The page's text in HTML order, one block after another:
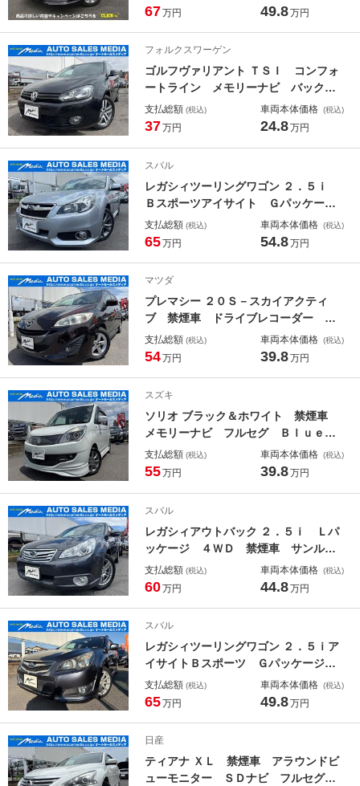
ｅｔｏｏｔｈ ＵＳＢ ＤＶＤ ミュ
キー ヒルディセントコントロール
横滑防止装置
67万円 49.8万円
フォルクスワーゲン
ゴルフヴァリアント ＴＳＩ コンフォ
ートライン メモリーナビ バックカ
メラ フルセグ Ｂｌｕｅｔｏｏｔｈ
接続 ＤＶＤ ＨＩＤ ＥＴＣ キー
支払総額 (税込)
37万円
車両本体価格 (税込)
24.8万円
スバル
レガシィツーリングワゴン ２．５ｉ
Ｂスポーツアイサイト Ｇパッケー
ジ 後期型 ＳＤナビ フルセグ Ｂ
ｌｕｅｔｏｏｔｈ ＤＶＤ ハーフレ
ィセント ＨＩＤ ＥＴＣ パドルシ
フト 純正ＡＷ タイミングチェーン
支払総額 (税込)
65万円
車両本体価格 (税込)
54.8万円
マツダ
プレマシー ２０Ｓ－スカイアクティ
ブ 禁煙車 ドライブレコーダー メ
モリーナビ バックカメラ フルセ
グ Ｂｌｕｅｔｏｏｔｈ ＤＶＤ パ
Ｔモード 純ＡＷ タイミングチェー
ン
支払総額 (税込)
54万円
車両本体価格 (税込)
39.8万円
スズキ
ソリオ ブラック＆ホワイト 禁煙車
メモリーナビ フルセグ Ｂｌｕｅｔ
ｏｏｔｈ接続 ＤＶＤ 両側パワース
ライドドア シートヒーター ＨＩ
ＡＷ タイミングチェ－ン
支払総額 (税込)
55万円
車両本体価格 (税込)
39.8万円
スバル
レガシィアウトバック ２．５ｉ Ｌパ
ッケージ ４ＷＤ 禁煙車 サンルー
フ 前後ドライブレコーダー ＨＤＤ
ナビ バックカメラ フルセグ Ｂｌ
Ｃ パドルシフト スマートキー １
８ＡＷ
支払総額 (税込)
60万円
車両本体価格 (税込)
44.8万円
スバル
レガシィツーリングワゴン ２．５ｉア
イサイトＢスポーツ Ｇパッケージ
４ＷＤ 禁煙車 前後ドライブレコー
ダー ＨＤＤナビ バックカメラ フ
ト クルーズコントロール ＨＩＤ
ＥＴＣ ＭＴモード
支払総額 (税込)
65万円
車両本体価格 (税込)
49.8万円
日産
ティアナ ＸＬ 禁煙車 アラウンドビ
ューモニター ＳＤナビ フルセグ